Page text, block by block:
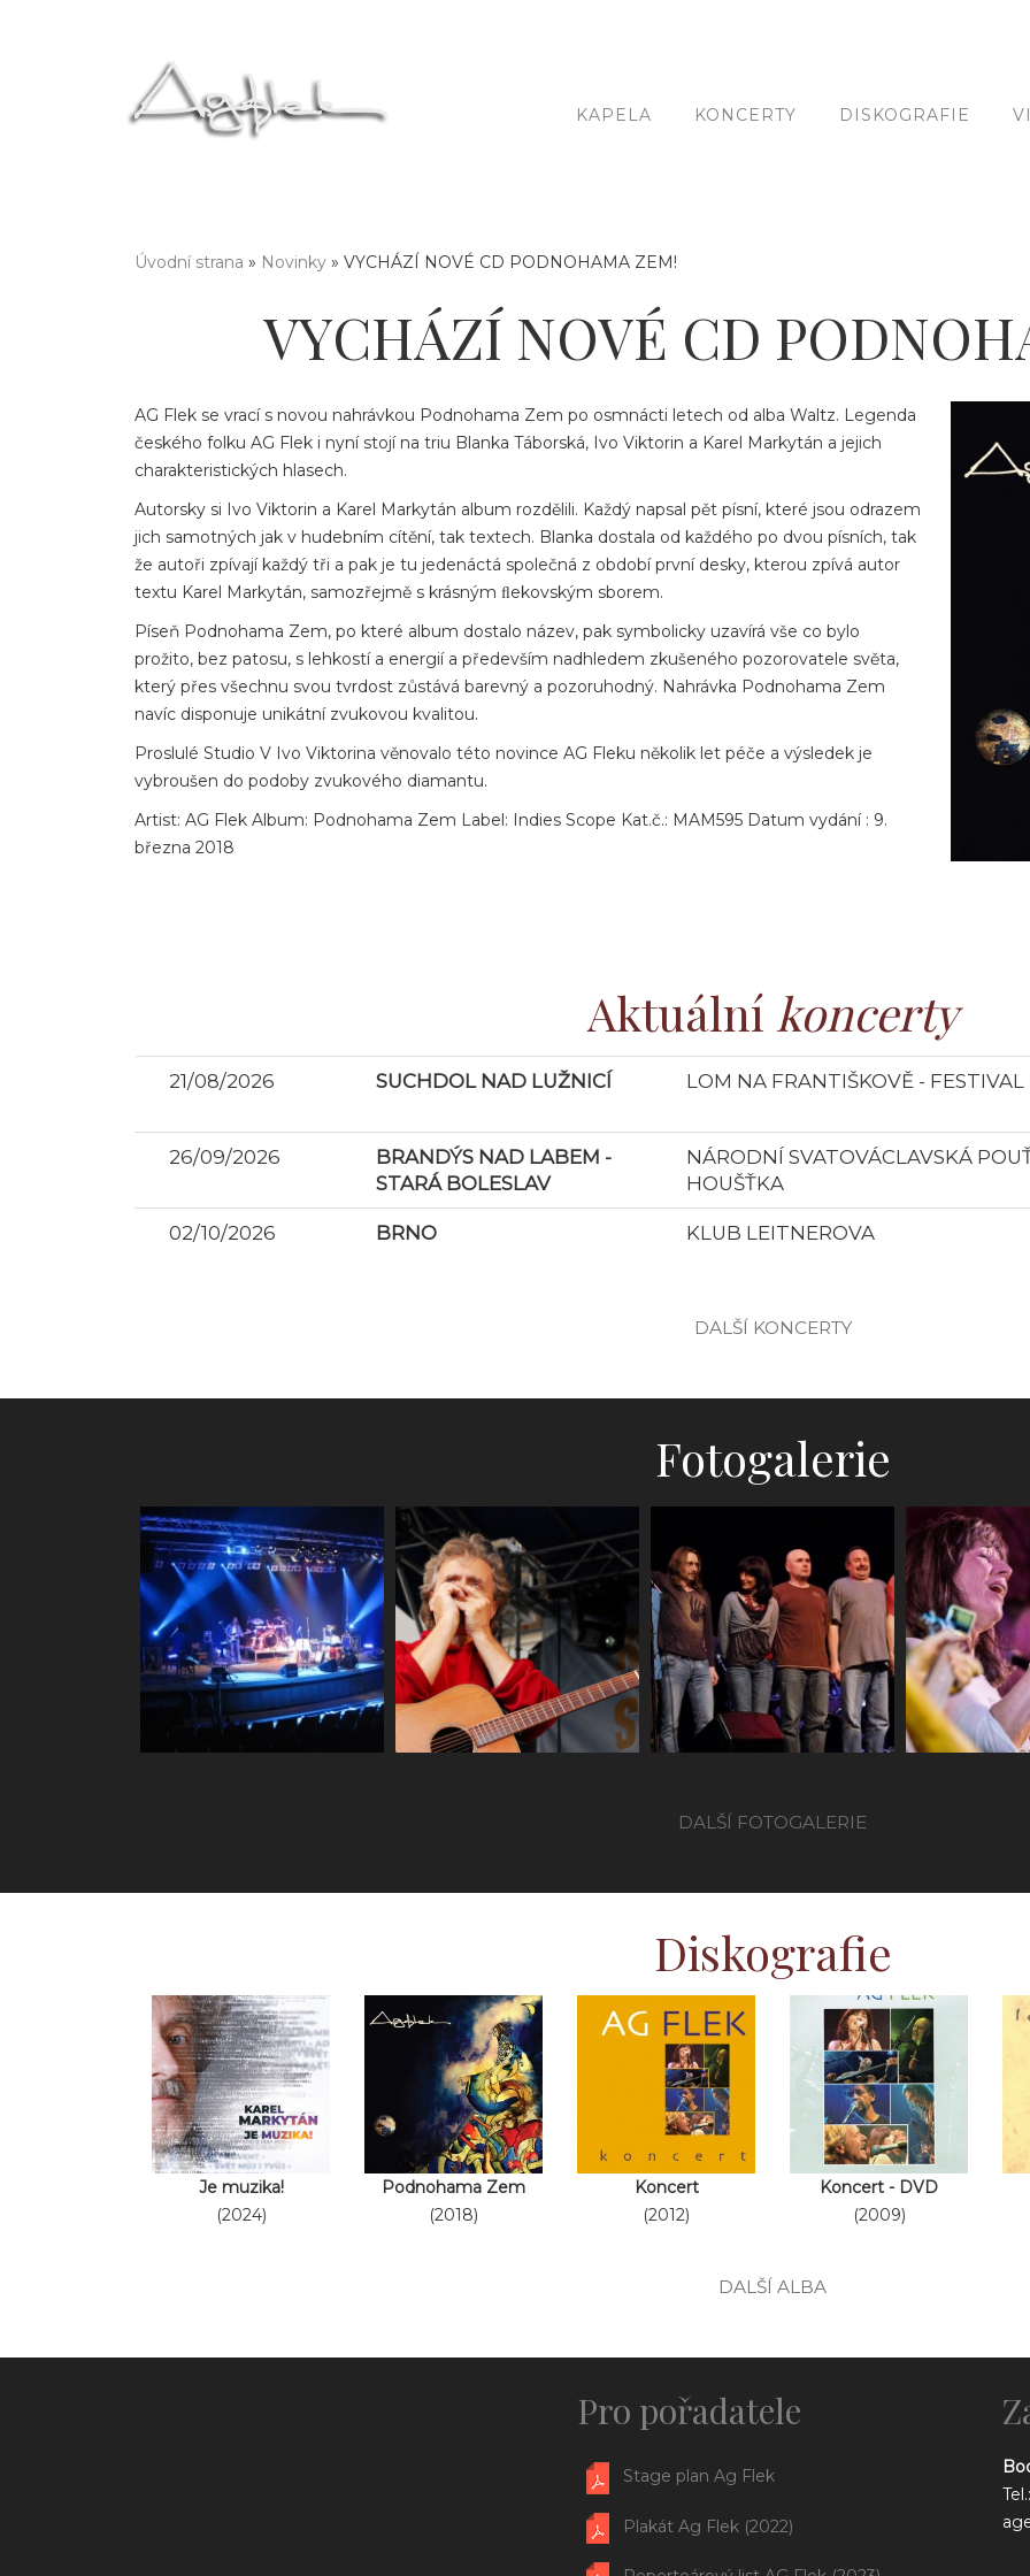
KAPELA KONCERTY DISKOGRAFIE
Jste zde
Úvodní strana » Novinky » VYCHÁZÍ NOVÉ CD PODNOHAMA ZEM!
VYCHÁZÍ NOVÉ CD
AG Flek se vrací s novou nahrávkou Podnohama Zem po osmnácti letech od alba Waltz. Legenda
českého folku AG Flek i nyní stojí na triu Blanka Táborská, Ivo Viktorin a Karel Markytán a jejich
charakteristických hlasech.
Autorsky si Ivo Viktorin a Karel Markytán album rozdělili. Každý napsal pět písní, které jsou odrazem
jich samotných jak v hudebním cítění, tak textech. Blanka dostala od každého po dvou písních, tak
že autoři zpívají každý tři a pak je tu jedenáctá společná z období první desky, kterou zpívá autor
textu Karel Markytán, samozřejmě s krásným ﬂekovským sborem.
Píseň Podnohama Zem, po které album dostalo název, pak symbolicky uzavírá vše co bylo
prožito, bez patosu, s lehkostí a energií a především nadhledem zkušeného pozorovatele světa,
který přes všechnu svou tvrdost zůstává barevný a pozoruhodný. Nahrávka Podnohama Zem
navíc disponuje unikátní zvukovou kvalitou.
Proslulé Studio V Ivo Viktorina věnovalo této novince AG Fleku několik let péče a výsledek je
vybroušen do podoby zvukového diamantu.
Artist: AG Flek Album: Podnohama Zem Label: Indies Scope Kat.č.: MAM595 Datum vydání : 9.
března 2018
Aktuální koncerty
21/08/2026 SUCHDOL NAD LUŽNICÍ LOM NA FRANTIŠKOVĚ - FESTIVAL
26/09/2026
BRANDÝS NAD LABEM -
STARÁ BOLESLAV
NÁRODNÍ SVATOVÁCLAVSKÁ
HOUŠŤKA
02/10/2026 BRNO KLUB LEITNEROVA
DALŠÍ KONCERTY
Fotogalerie
Natáčení DVD
Brno, Špilberk
(2010)
DK
DALŠÍ FOTOGALERIE
Diskografie
Je muzika!
(2024)
Podnohama Zem
(2018)
Koncert
(2012)
Koncert - DVD
(2009)
DALŠÍ ALBA
Pro pořadatele
Stage plan Ag Flek
Plakát Ag Flek (2022)